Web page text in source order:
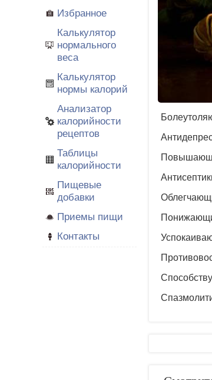
Избранное
Калькулятор
нормального
веса
Калькулятор
нормы калорий
Анализатор
калорийности
рецептов
Таблицы
калорийности
Пищевые
добавки
Приемы пищи
Контакты